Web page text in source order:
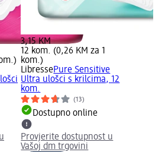
3,15 KM
12 kom. (0,26 KM za 1
kom.)
LibressePure Sensitive
Ultra ulošci s krilcima, 12
kom.
(13)
Dostupno online
Provjerite dostupnost u
Vašoj dm trgovini